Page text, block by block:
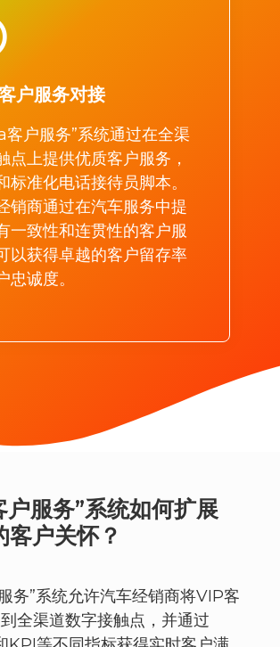
户服务对接
客户服务”系统通过在全渠
点上提供优质客户服务，
标准化电话接待员脚本。
销商通过在汽车服务中提
一致性和连贯性的客户服
以获得卓越的客户留存率
忠诚度。
户服务”系统如何扩展
客户关怀？
务”系统允许汽车经销商将VIP客
全渠道数字接触点，并通过